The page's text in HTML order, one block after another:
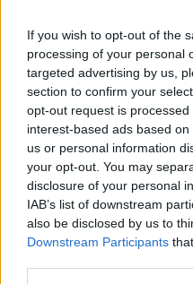
If you wish to opt-out of the
processing of your personal
targeted advertising by us,
section to confirm your
opt-out request is
interest-based ads based
us or personal information
your opt-out. You may
disclosure of your personal
IAB’s list of downstream
also be disclosed by us to
Downstream Participants
PR Cikk |
Karrier |
Karrier|
LEGFRISSEBB PCW